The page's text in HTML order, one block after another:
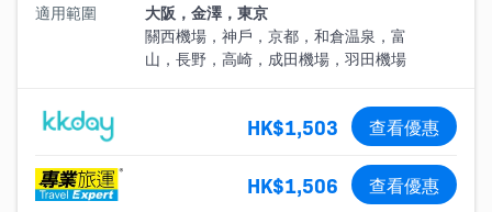
適用範圍
大阪，金澤，東京
關西機場，神戶，京都，和倉温泉，富
山，長野，高崎，成田機場，羽田機場
HK$1,503 查看優惠
HK$1,506 查看優惠